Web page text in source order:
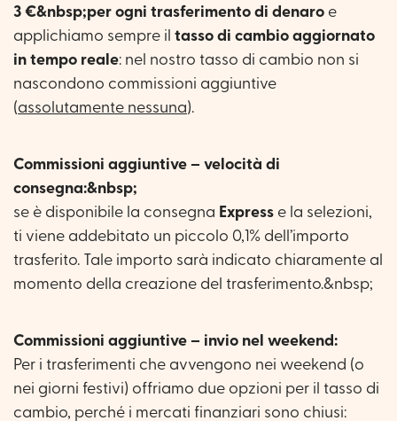
3 €&nbsp;per ogni trasferimento di denaro e
applichiamo sempre il tasso di cambio aggiornato
in tempo reale: nel nostro tasso di cambio non si
nascondono commissioni aggiuntive
(assolutamente nessuna).
Commissioni aggiuntive – velocità di
consegna:&nbsp;
se è disponibile la consegna Express e la selezioni,
ti viene addebitato un piccolo 0,1% dell’importo
trasferito. Tale importo sarà indicato chiaramente al
momento della creazione del trasferimento.&nbsp;
Commissioni aggiuntive – invio nel weekend:
Per i trasferimenti che avvengono nei weekend (o
nei giorni festivi) offriamo due opzioni per il tasso di
cambio, perché i mercati finanziari sono chiusi: